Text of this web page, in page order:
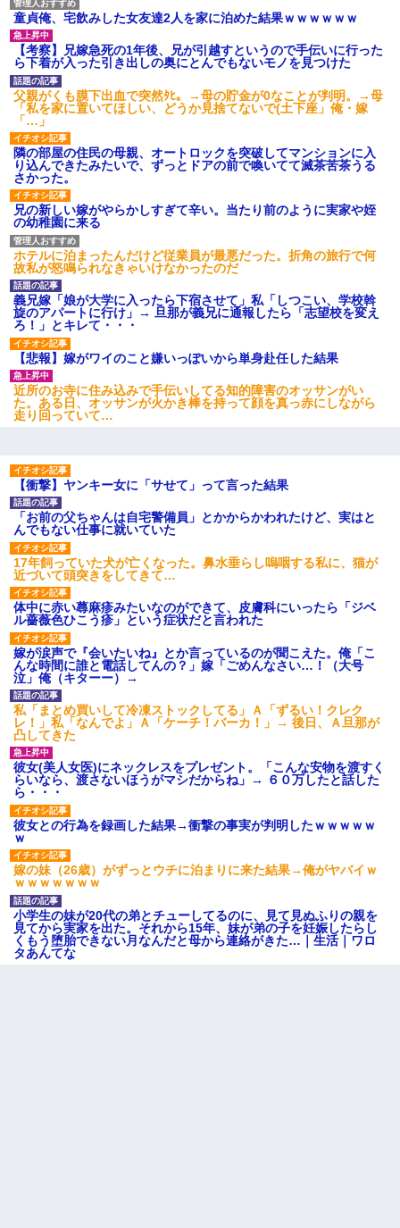
童貞俺、宅飲みした女友達2人を家に泊めた結果ｗｗｗｗｗｗ
【考察】兄嫁急死の1年後、兄が引越すというので手伝いに行った
ら下着が入った引き出しの奥にとんでもないモノを見つけた
父親がくも膜下出血で突然ﾀﾋ。→母の貯金が0なことが判明。→母
「私を家に置いてほしい、どうか見捨てないで(土下座」俺・嫁
「…」
隣の部屋の住民の母親、オートロックを突破してマンションに入
り込んできたみたいで、ずっとドアの前で喚いてて滅茶苦茶うる
さかった。
兄の新しい嫁がやらかしすぎて辛い。当たり前のように実家や姪
の幼稚園に来る
ホテルに泊まったんだけど従業員が最悪だった。折角の旅行で何
故私が怒鳴られなきゃいけなかったのだ
義兄嫁「娘が大学に入ったら下宿させて」私「しつこい、学校斡
旋のアパートに行け」→ 旦那が義兄に通報したら「志望校を変え
ろ！」とキレて・・・
【悲報】嫁がワイのこと嫌いっぽいから単身赴任した結果
近所のお寺に住み込みで手伝いしてる知的障害のオッサンがい
た。ある日、オッサンが火かき棒を持って顔を真っ赤にしながら
走り回っていて…
【衝撃】ヤンキー女に「サせて」って言った結果
「お前の父ちゃんは自宅警備員」とかからかわれたけど、実はと
んでもない仕事に就いていた
17年飼っていた犬が亡くなった。鼻水垂らし嗚咽する私に、猫が
近づいて頭突きをしてきて…
体中に赤い蕁麻疹みたいなのができて、皮膚科にいったら「ジベ
ル薔薇色ひこう疹」という症状だと言われた
嫁が涙声で『会いたいね』とか言っているのが聞こえた。俺「こ
んな時間に誰と電話してんの？」嫁「ごめんなさい…！（大号
泣」俺（キターー）→
私「まとめ買いして冷凍ストックしてる」Ａ「ずるい！クレク
レ！」私「なんでよ」Ａ「ケーチ！バーカ！」→ 後日、Ａ旦那が
凸してきた
彼女(美人女医)にネックレスをプレゼント。「こんな安物を渡すく
らいなら、渡さないほうがマシだからね」→ ６０万したと話した
ら・・・
彼女との行為を録画した結果→衝撃の事実が判明したｗｗｗｗｗ
ｗ
嫁の妹（26歳）がずっとウチに泊まりに来た結果→俺がヤバイｗ
ｗｗｗｗｗｗｗ
小学生の妹が20代の弟とチューしてるのに、見て見ぬふりの親を
見てから実家を出た。それから15年、妹が弟の子を妊娠したらし
くもう堕胎できない月なんだと母から連絡がきた…｜生活｜ワロ
タあんてな